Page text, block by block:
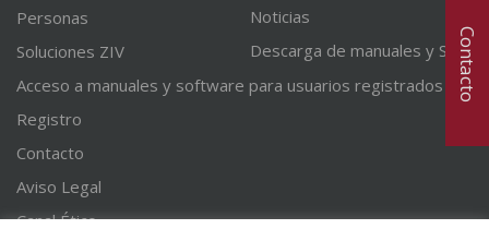
Personas
Soluciones ZIV
Noticias
Descarga de manuales y SW
Acceso a manuales y software para usuarios registrados
Registro
Contacto
Aviso Legal
Canal Ético
Contacto